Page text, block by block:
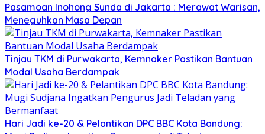
Pasamoan Inohong Sunda di Jakarta : Merawat Warisan,
Meneguhkan Masa Depan
Tinjau TKM di Purwakarta, Kemnaker Pastikan Bantuan
Modal Usaha Berdampak
Hari Jadi ke-20 & Pelantikan DPC BBC Kota Bandung: